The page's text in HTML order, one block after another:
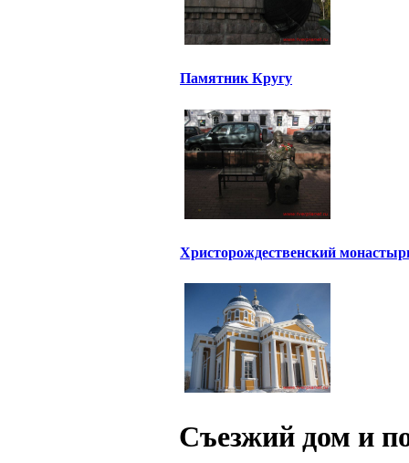
Памятник Кругу
Христорождественский
Съезжий дом и